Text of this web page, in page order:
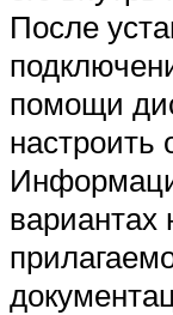
После
помощи
настроить
вариантах